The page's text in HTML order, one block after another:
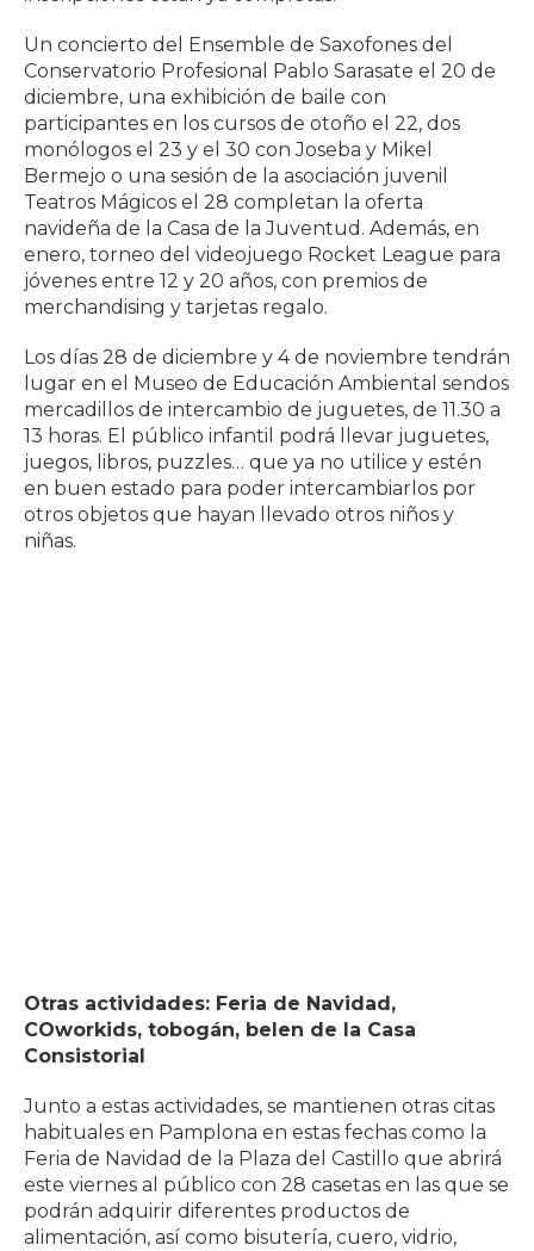
Un concierto del Ensemble de Saxofones del
Conservatorio Profesional Pablo Sarasate el 20 de
diciembre, una exhibición de baile con
participantes en los cursos de otoño el 22, dos
monólogos el 23 y el 30 con Joseba y Mikel
Bermejo o una sesión de la asociación juvenil
Teatros Mágicos el 28 completan la oferta
navideña de la Casa de la Juventud. Además, en
enero, torneo del videojuego Rocket League para
jóvenes entre 12 y 20 años, con premios de
merchandising y tarjetas regalo.
Los días 28 de diciembre y 4 de noviembre tendrán
lugar en el Museo de Educación Ambiental sendos
mercadillos de intercambio de juguetes, de 11.30 a
13 horas. El público infantil podrá llevar juguetes,
juegos, libros, puzzles… que ya no utilice y estén
en buen estado para poder intercambiarlos por
otros objetos que hayan llevado otros niños y
niñas.
Otras actividades: Feria de Navidad,
COworkids, tobogán, belen de la Casa
Consistorial
Junto a estas actividades, se mantienen otras citas
habituales en Pamplona en estas fechas como la
Feria de Navidad de la Plaza del Castillo que abrirá
este viernes al público con 28 casetas en las que se
podrán adquirir diferentes productos de
alimentación, así como bisutería, cuero, vidrio,